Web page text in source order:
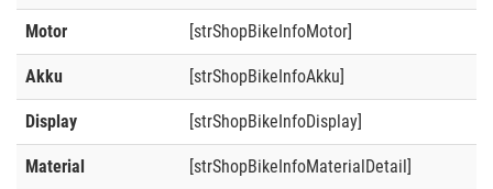
Motor [strShopBikeInfoMotor]
Akku [strShopBikeInfoAkku]
Display [strShopBikeInfoDisplay]
Material [strShopBikeInfoMaterialDetail]